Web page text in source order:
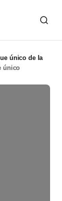
único de la
único